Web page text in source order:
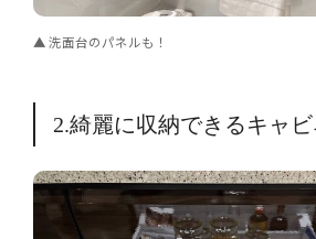
洗面台のパネルも！
2.綺麗に収納できるキャビ